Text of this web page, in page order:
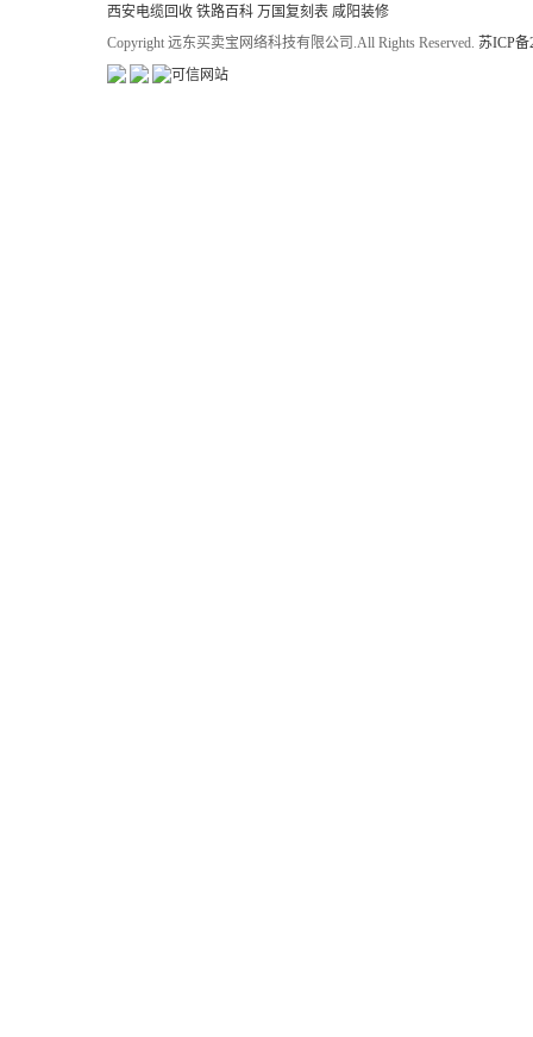
西安电缆回收 铁路百科 万国复刻表 咸阳装修
Copyright 远东买卖宝网络科技有限公司.All Rights Reserved. 苏ICP备